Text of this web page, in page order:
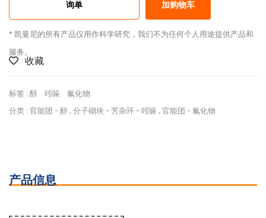
询单 加购物车
* 凯曼尼的所有产品仅用作科学研究，我们不为任何个人用途提供产品和
服务。
收藏
标签 : 醇 吲哚
氟化物
分类 : 官能团 - 醇 , 分子砌块 - 芳杂环 - 吲哚 , 官能团 - 氟化物
产品信息